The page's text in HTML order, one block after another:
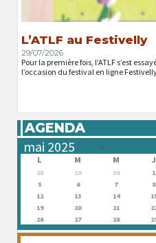
L’ATLF au Festivelly
29/07/2026
Pour la première fois, l’ATLF s’est
l’occasion du festival en ligne
AGENDA
L M M J
28 29 30 1
5
6 7 8
12
13 14
19
20 21
26
27 28